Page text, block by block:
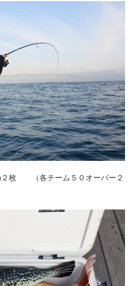
２枚 （各チーム５０オーバー２